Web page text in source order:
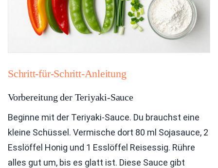
Schritt-für-Schritt-Anleitung
Vorbereitung der Teriyaki-Sauce
Beginne mit der Teriyaki-Sauce. Du brauchst eine
kleine Schüssel. Vermische dort 80 ml Sojasauce, 2
Esslöffel Honig und 1 Esslöffel Reisessig. Rühre
alles gut um, bis es glatt ist. Diese Sauce gibt